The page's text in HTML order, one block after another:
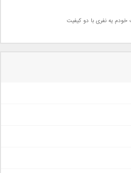
خودم یه نفری با دو کیفیت